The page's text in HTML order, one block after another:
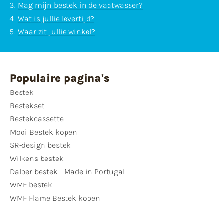
Mag mijn bestek in de vaatwasser?
Wat is jullie levertijd?
Waar zit jullie winkel?
Populaire pagina's
Bestek
Bestekset
Bestekcassette
Mooi Bestek kopen
SR-design bestek
Wilkens bestek
Dalper bestek - Made in Portugal
WMF bestek
WMF Flame Bestek kopen